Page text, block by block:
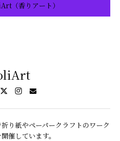
（香りアート）
り紙やペーパークラフトのワーク
催しています。